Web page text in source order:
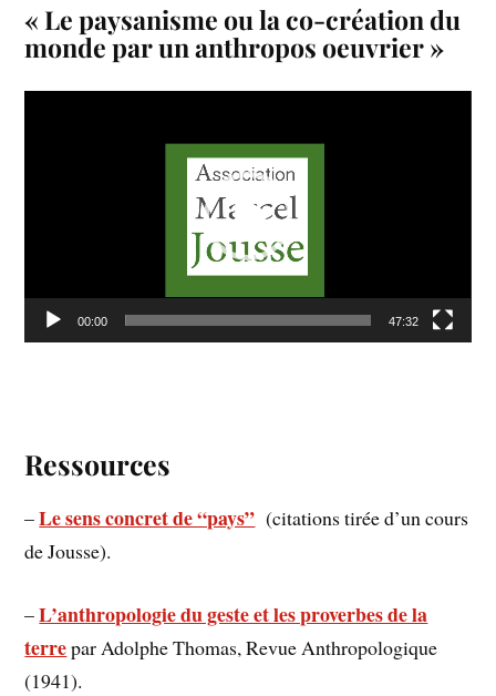
« Le paysanisme ou la co-création du
monde par un anthropos oeuvrier »
00:00 47:32
Ressources
–Le sens concret de “pays” (citations tirée d’un cours
de Jousse).
–L’anthropologie du geste et les proverbes de la
terrepar Adolphe Thomas, Revue Anthropologique
(1941).